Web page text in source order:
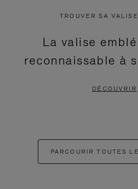
TROUVER SA
La valise
reconnaissable à
DÉCOUVRIR
PARCOURIR TOUTES